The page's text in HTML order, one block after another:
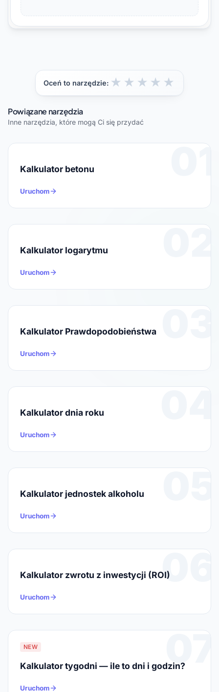
Oceń to narzędzie: ★
★
★
★
★
Powiązane narzędzia
Inne narzędzia, które mogą Ci się przydać
01
Kalkulator betonu
Uruchom
02
Kalkulator logarytmu
Uruchom
03
Kalkulator Prawdopodobieństwa
Uruchom
04
Kalkulator dnia roku
Uruchom
05
Kalkulator jednostek alkoholu
Uruchom
06
Kalkulator zwrotu z inwestycji (ROI)
Uruchom
07
NEW
Kalkulator tygodni — ile to dni i godzin?
Uruchom